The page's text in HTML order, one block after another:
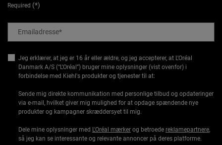
Required (*)
Emailadresse*
Jeg erklærer, at jeg er 16 år eller ældre, og jeg accepterer, at L’Oréal
Danmark A/S (“L’Oréal”) bruger mine oplysninger (vist ovenfor) i
forbindelse med Kiehl's produkter og tjenester til at:
Sende mig direkte kommunikation med personlige tilbud og opdateringer
via e-mail, hvilket giver mig mulighed for at opdage spændende nye
produkter og kampagner skræddersyet til mig.
Dele mine oplysninger med L'Oréal mærker og betroede reklamepartnere,
så jeg kan se interessante og relevante annoncer på deres platforme.